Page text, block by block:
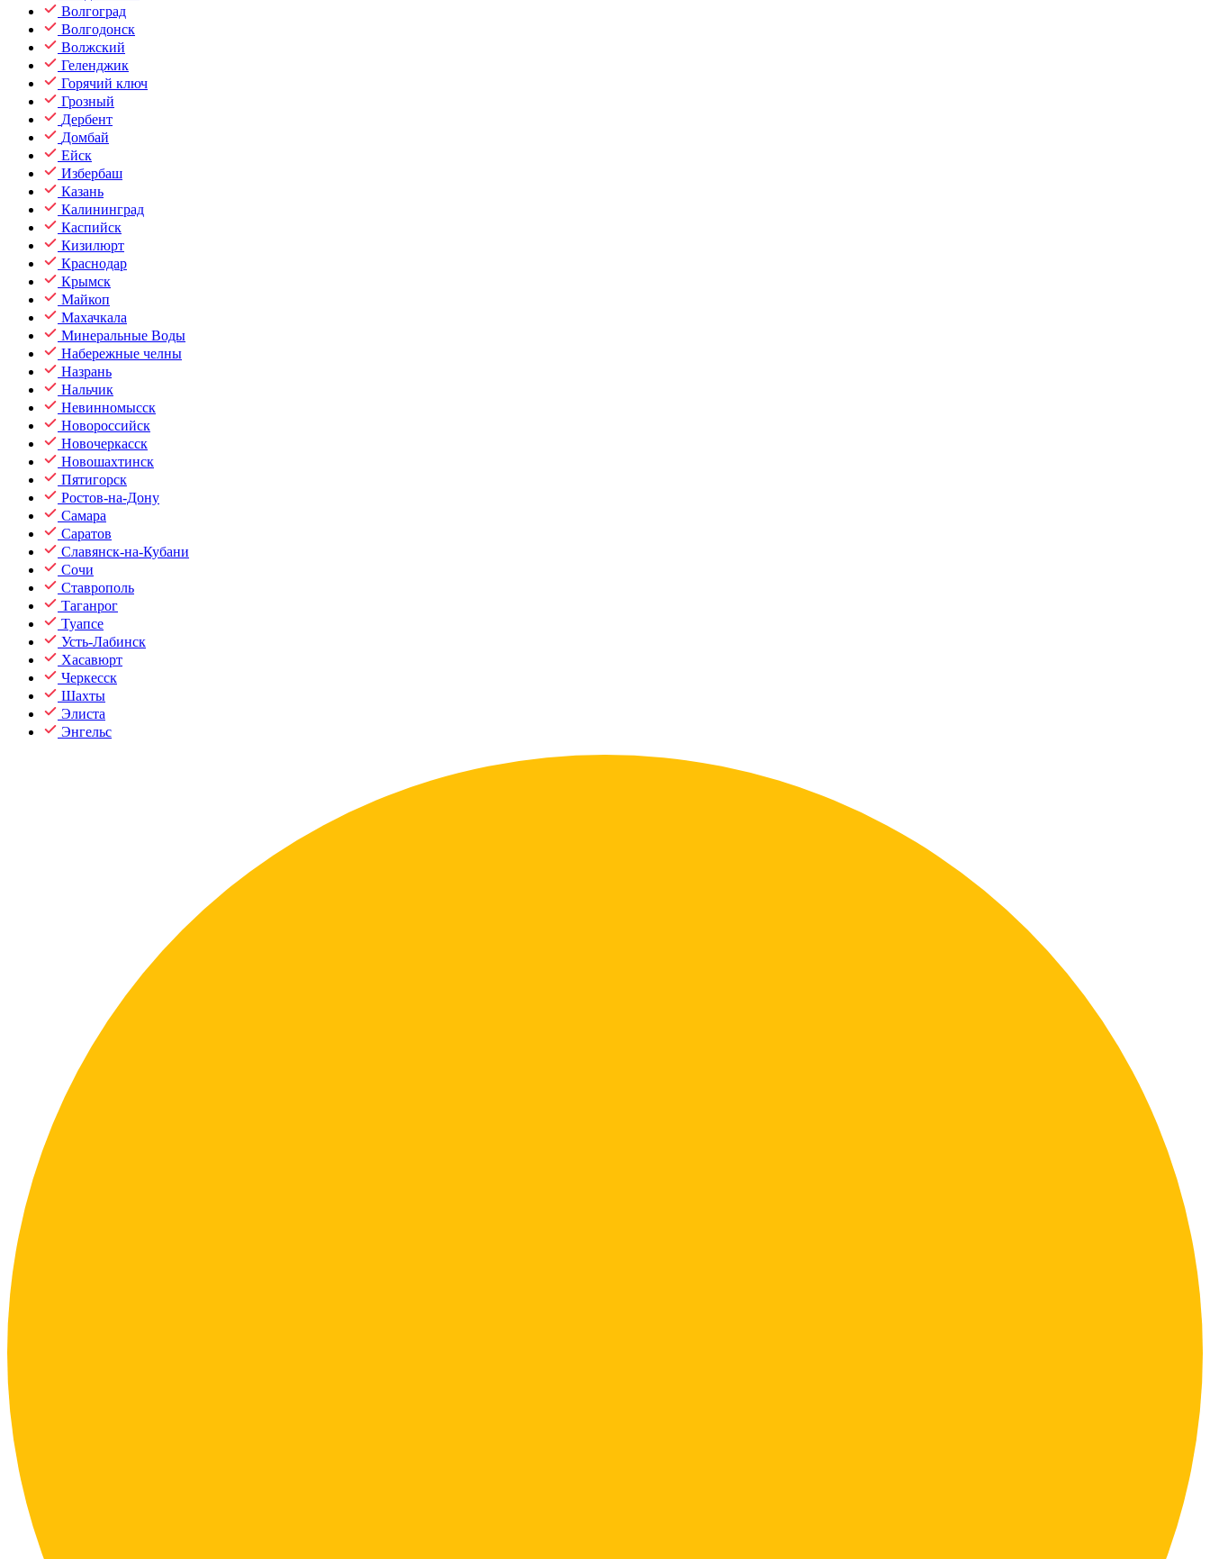
Волгоград
Волгодонск
Волжский
Геленджик
Горячий ключ
Грозный
Дербент
Домбай
Ейск
Избербаш
Казань
Калининград
Каспийск
Кизилюрт
Краснодар
Крымск
Майкоп
Махачкала
Минеральные Воды
Набережные челны
Назрань
Нальчик
Невинномысск
Новороссийск
Новочеркасск
Новошахтинск
Пятигорск
Ростов-на-Дону
Самара
Саратов
Славянск-на-Кубани
Сочи
Ставрополь
Таганрог
Туапсе
Усть-Лабинск
Хасавюрт
Черкесск
Шахты
Элиста
Энгельс